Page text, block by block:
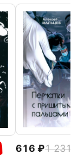
616 1 231